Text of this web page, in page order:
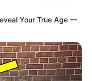
Your True Age —